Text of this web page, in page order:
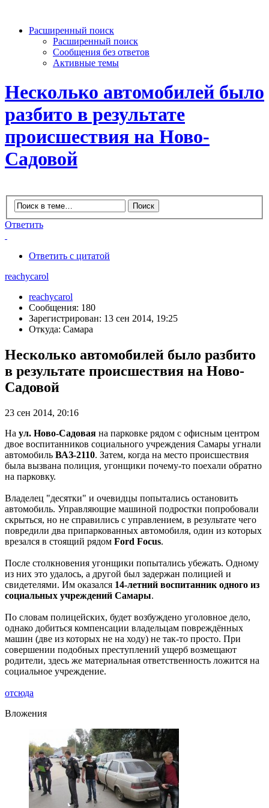
Расширенный поиск
Расширенный поиск
Сообщения без ответов
Активные темы
Несколько автомобилей было
разбито в результате
происшествия на Ново-
Садовой
Ответить
Ответить с цитатой
reachycarol
reachycarol
Сообщения: 180
Зарегистрирован: 13 сен 2014, 19:25
Откуда: Самара
Несколько автомобилей было разбито
в результате происшествия на Ново-
Садовой
23 сен 2014, 20:16
На ул. Ново-Садовая на парковке рядом с офисным центром
двое воспитанников социального учреждения Самары угнали
автомобиль ВАЗ-2110. Затем, когда на место происшествия
была вызвана полиция, угонщики почему-то поехали обратно
на парковку.
Владелец "десятки" и очевидцы попытались остановить
автомобиль. Управляющие машиной подростки попробовали
скрыться, но не справились с управлением, в результате чего
повредили два припаркованных автомобиля, один из которых
врезался в стоящий рядом Ford Focus.
После столкновения угонщики попытались убежать. Одному
из них это удалось, а другой был задержан полицией и
свидетелями. Им оказался 14-летний воспитанник одного из
социальных учреждений Самары.
По словам полицейских, будет возбуждено уголовное дело,
однако добиться компенсации владельцам повреждённых
машин (две из которых не на ходу) не так-то просто. При
совершении подобных преступлений ущерб возмещают
родители, здесь же материальная ответственность ложится на
социальное учреждение.
отсюда
Вложения